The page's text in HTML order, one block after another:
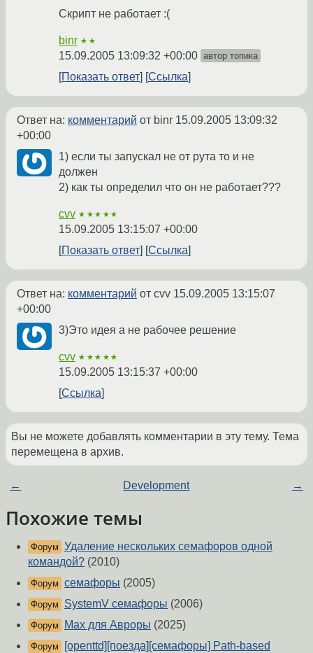
Скрипт не работает :(
binr ★★
15.09.2005 13:09:32 +00:00 автор топика
Показать ответ Ссылка
Ответ на: комментарий от binr 15.09.2005 13:09:32
+00:00
1) если ты запускал не от рута то и не
должен
2) как ты определил что он не работает???
cvv ★★★★★
15.09.2005 13:15:07 +00:00
Показать ответ
Ссылка
Ответ на: комментарий от cvv 15.09.2005 13:15:07
+00:00
3)Это идея а не рабочее решение
cvv ★★★★★
15.09.2005 13:15:37 +00:00
Ссылка
Вы не можете добавлять комментарии в эту тему. Тема
перемещена в архив.
← Development →
Похожие темы
Форум Удаление нескольких семафоров одной
командой? (2010)
Форум семафоры (2005)
Форум SystemV семафоры (2006)
Форум Мах для Авроры (2025)
Форум [openttd][поезда][семафоры] Path-based